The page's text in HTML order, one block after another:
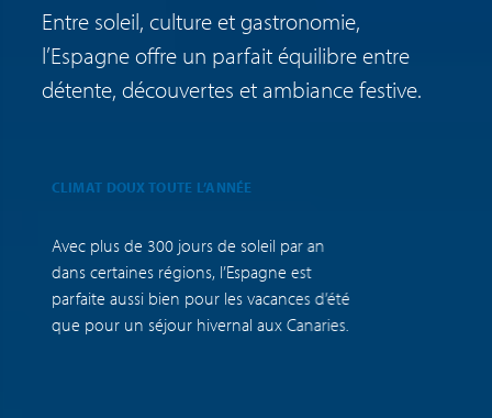
Entre soleil, culture et gastronomie,
l’Espagne offre un parfait équilibre entre
détente, découvertes et ambiance festive.
CLIMAT DOUX TOUTE L’ANNÉE
Avec plus de 300 jours de soleil par an
dans certaines régions, l’Espagne est
parfaite aussi bien pour les vacances d’été
que pour un séjour hivernal aux Canaries.